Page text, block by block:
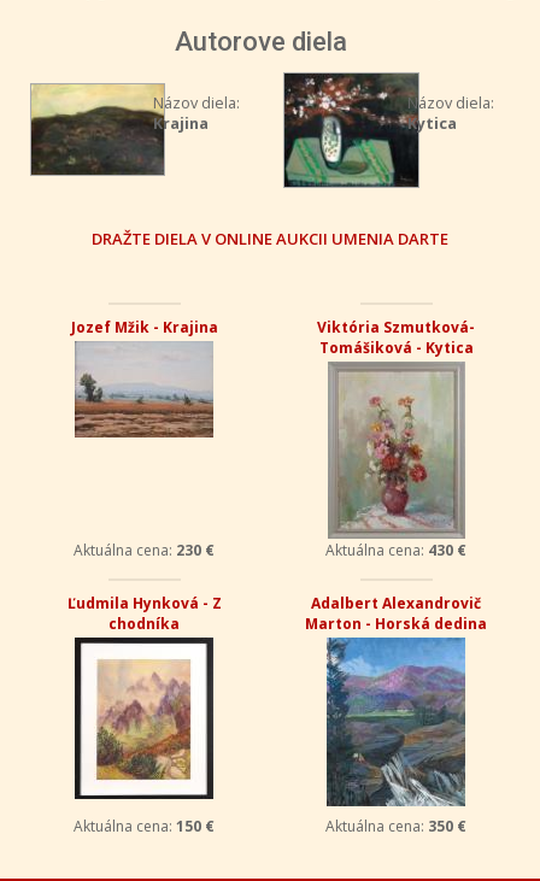
Autorove diela
Názov diela:
Krajina
Názov diela:
Kytica
DRAŽTE DIELA V ONLINE AUKCII UMENIA DARTE
Jozef Mžik - Krajina
Aktuálna cena: 230 €
Viktória Szmutková-
Tomášiková - Kytica
Aktuálna cena: 430 €
Ľudmila Hynková - Z
chodníka
Aktuálna cena: 150 €
Adalbert Alexandrovič
Marton - Horská dedina
Aktuálna cena: 350 €